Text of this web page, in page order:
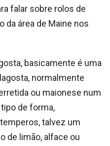
falar sobre rolos de
da área de Maine nos
basicamente é uma
normalmente
ou maionese num
de forma,
talvez um
de limão, alface ou